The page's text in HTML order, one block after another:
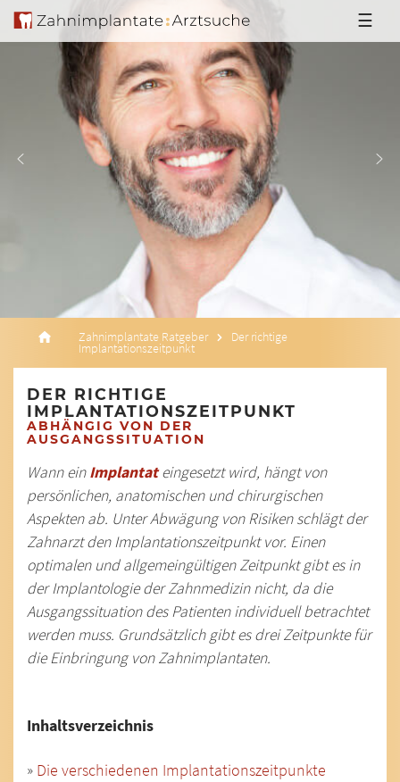
☰
Zahnimplantate Ratgeber Der richtige
Implantationszeitpunkt
DER RICHTIGE
IMPLANTATIONSZEITPUNKT
ABHÄNGIG VON DER
AUSGANGSSITUATION
Wann einImplantateingesetzt wird, hängt von
persönlichen, anatomischen und chirurgischen
Aspekten ab. Unter Abwägung von Risiken schlägt der
Zahnarzt den Implantationszeitpunkt vor. Einen
optimalen und allgemeingültigen Zeitpunkt gibt es in
der Implantologie der Zahnmedizin nicht, da die
Ausgangssituation des Patienten individuell betrachtet
werden muss. Grundsätzlich gibt es drei Zeitpunkte für
die Einbringung von Zahnimplantaten.
Inhaltsverzeichnis
» Die verschiedenen Implantationszeitpunkte